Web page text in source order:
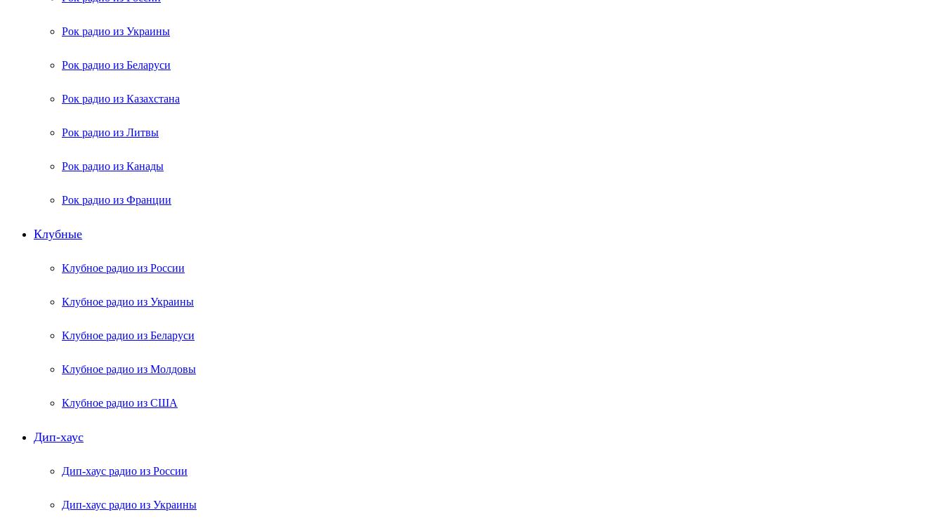
Рок радио из Украины
Рок радио из Беларуси
Рок радио из Казахстана
Рок радио из Литвы
Рок радио из Канады
Рок радио из Франции
Клубные
Клубное радио из России
Клубное радио из Украины
Клубное радио из Беларуси
Клубное радио из Молдовы
Клубное радио из США
Дип-хаус
Дип-хаус радио из России
Дип-хаус радио из Украины